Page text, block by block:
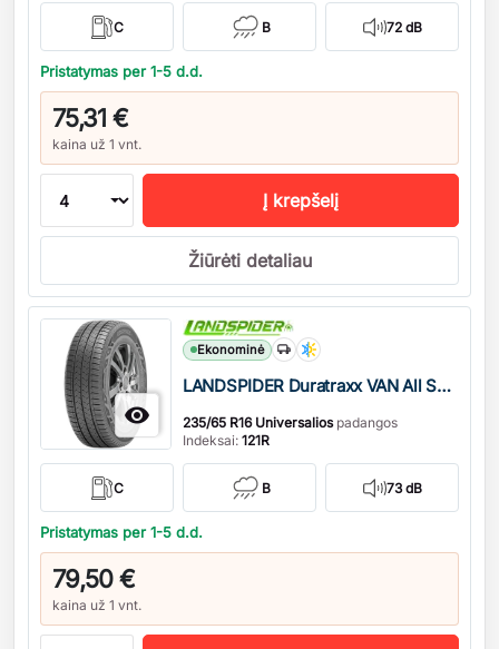
C B 72 dB
Pristatymas per 1-5 d.d.
75,31 €
kaina už 1 vnt.
Į krepšelį
Žiūrėti detaliau

Ekonominė
LANDSPIDER Duratraxx VAN All Season M+S
235/65 R16 Universaliospadangos
Indeksai: 121R
C B 73 dB
Pristatymas per 1-5 d.d.
79,50 €
kaina už 1 vnt.
Kiekis